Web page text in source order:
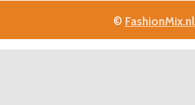
© FashionMix.nl